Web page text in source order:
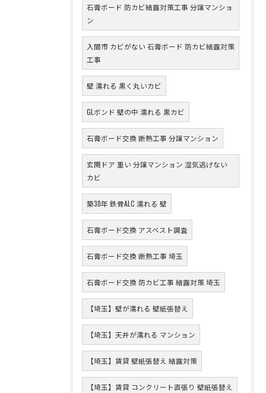
石膏ボード 防カビ結露対策工事 分譲マンショ
ン
入間市 カビがない 石膏ボード 防カビ結露対策
工事
壁 濡れる 黒く丸いカビ
GLボンド 壁の中 濡れる 黒カビ
石膏ボード交換 断熱工事 分譲マンション
玄関ドア 重い 分譲マンション 湿気逃げない
カビ
築30年 鉄骨ALC 濡れる 壁
石膏ボード交換 アスベスト調査
石膏ボード交換 断熱工事 埼玉
石膏ボード交換 防カビ工事 結露対策 埼玉
【埼玉】壁が濡れる 壁紙張替え
【埼玉】天井が濡れる マンション
【埼玉】賃貸 壁紙張替え 結露対策
【埼玉】賃貸 コンクリート直張り 壁紙張替え